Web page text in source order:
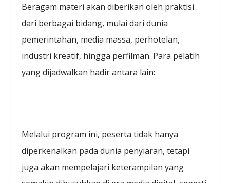
Beragam materi akan diberikan oleh praktisi
dari berbagai bidang, mulai dari dunia
pemerintahan, media massa, perhotelan,
industri kreatif, hingga perfilman. Para pelatih
yang dijadwalkan hadir antara lain:
Melalui program ini, peserta tidak hanya
diperkenalkan pada dunia penyiaran, tetapi
juga akan mempelajari keterampilan yang